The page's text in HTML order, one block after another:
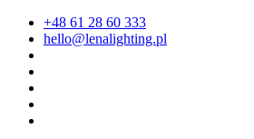
+48 61 28 60 333
hello@lenalighting.pl